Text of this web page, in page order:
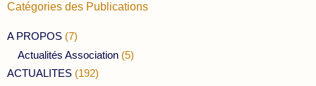
Catégories des Publications
A PROPOS (7)
Actualités Association (5)
ACTUALITES (192)